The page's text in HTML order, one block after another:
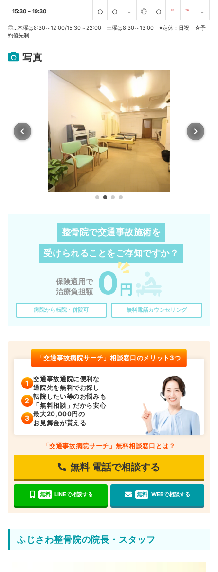
15:30～19:30 ○ ○ - ◎ ○ ℡ ℡ -
◎…木曜は8:30～12:00/15:30～22:00 土曜は8:30～13:00 ※定休：日祝 ☆予
約優先制
写真
整骨院で交通事故施術を
受けられることをご存知ですか？
保険適用で
治療負担額
0 円
病院から転院・併院可 無料電話カウンセリング
「交通事故病院サーチ」相談窓口のメリット3つ
交通事故通院に便利な
通院先を無料でお探し
転院したい等のお悩みも
「無料相談」だから安心
最大20,000円の
お見舞金が貰える
「交通事故病院サーチ」無料相談窓口とは？
無料 電話で相談する
無料 LINEで相談する 無料 WEBで相談する
ふじさわ整骨院の院長・スタッフ